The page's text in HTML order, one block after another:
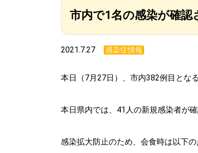
市内で1名の感染が確認
2021.7.27 感染症情報
本日（7月27日）、市内382例目とな
本日県内では、41人の新規感染者が
感染拡大防止のため、会食時は以下の